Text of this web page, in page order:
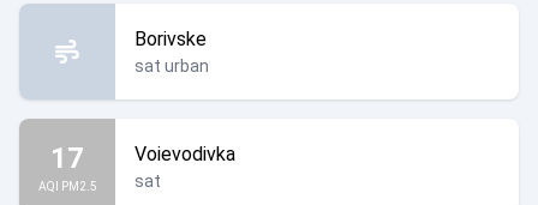
Borivske
sat urban
17
AQI PM2.5
Voievodivka
sat